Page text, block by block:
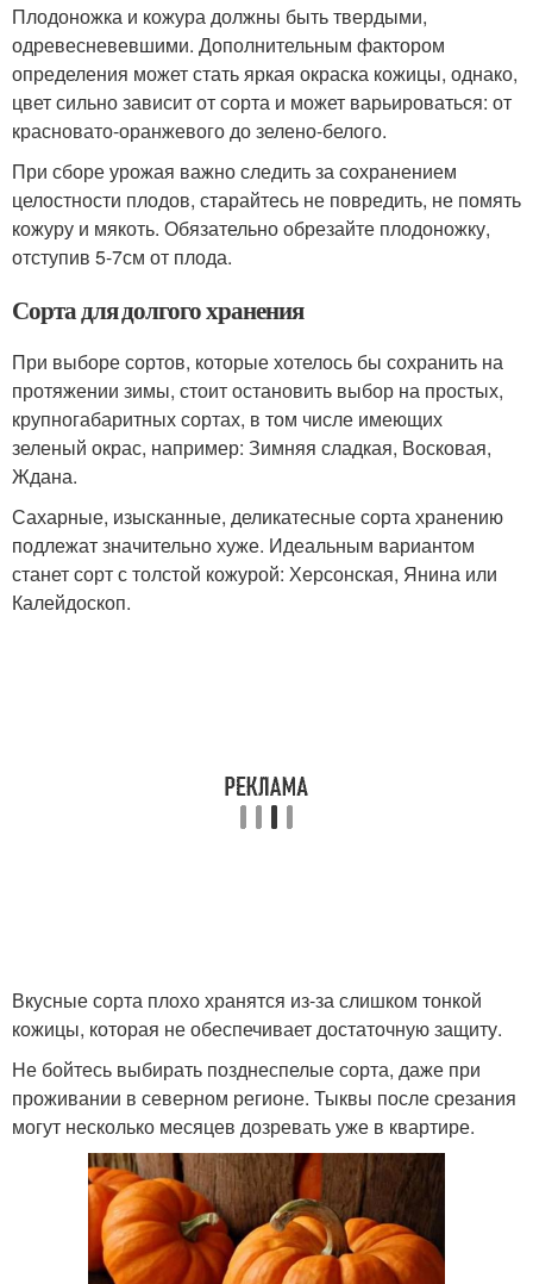
Плодоножка и кожура должны быть твердыми,
одревесневевшими. Дополнительным фактором
определения может стать яркая окраска кожицы, однако,
цвет сильно зависит от сорта и может варьироваться: от
красновато-оранжевого до зелено-белого.
При сборе урожая важно следить за сохранением
целостности плодов, старайтесь не повредить, не помять
кожуру и мякоть. Обязательно обрезайте плодоножку,
отступив 5-7см от плода.
Сорта для долгого хранения
При выборе сортов, которые хотелось бы сохранить на
протяжении зимы, стоит остановить выбор на простых,
крупногабаритных сортах, в том числе имеющих
зеленый окрас, например: Зимняя сладкая, Восковая,
Ждана.
Сахарные, изысканные, деликатесные сорта хранению
подлежат значительно хуже. Идеальным вариантом
станет сорт с толстой кожурой: Херсонская, Янина или
Калейдоскоп.
Вкусные сорта плохо хранятся из-за слишком тонкой
кожицы, которая не обеспечивает достаточную защиту.
Не бойтесь выбирать позднеспелые сорта, даже при
проживании в северном регионе. Тыквы после срезания
могут несколько месяцев дозревать уже в квартире.